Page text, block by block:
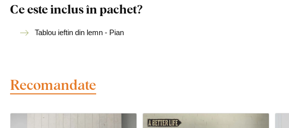
Ce este inclus în pachet?
Tablou ieftin din lemn - Pian
Recomandate